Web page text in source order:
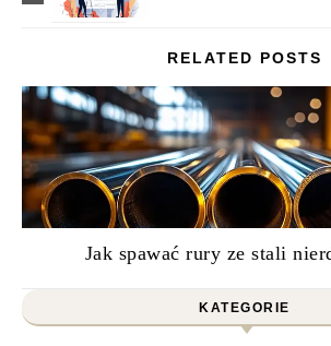
RELATED POSTS
Jak spawać rury ze stali
KATEGORIE